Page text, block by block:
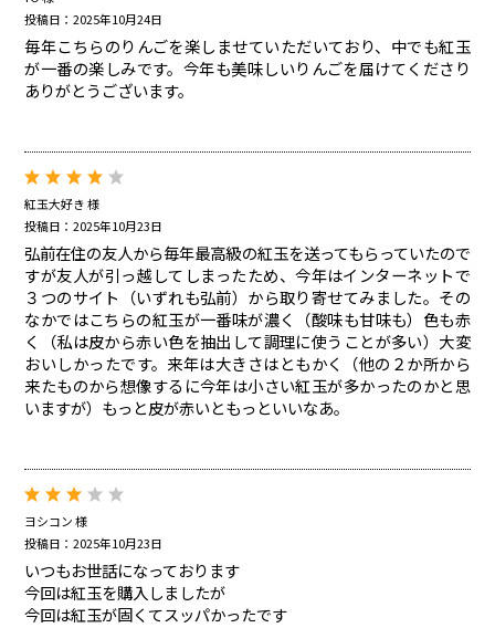
投稿日：2025年10月24日
毎年こちらのりんごを楽しませていただいており、中でも紅玉
が一番の楽しみです。今年も美味しいりんごを届けてくださり
ありがとうございます。
紅玉大好き 様
投稿日：2025年10月23日
弘前在住の友人から毎年最高級の紅玉を送ってもらっていたので
すが友人が引っ越してしまったため、今年はインターネットで
３つのサイト（いずれも弘前）から取り寄せてみました。その
なかではこちらの紅玉が一番味が濃く（酸味も甘味も）色も赤
く（私は皮から赤い色を抽出して調理に使うことが多い）大変
おいしかったです。来年は大きさはともかく（他の２か所から
来たものから想像するに今年は小さい紅玉が多かったのかと思
いますが）もっと皮が赤いともっといいなあ。
ヨシコン 様
投稿日：2025年10月23日
いつもお世話になっております
今回は紅玉を購入しましたが
今回は紅玉が固くてスッパかったです